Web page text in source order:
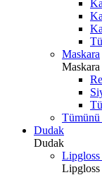
Maskara
Maskara
Dudak
Dudak
Lipgloss
Lipgloss